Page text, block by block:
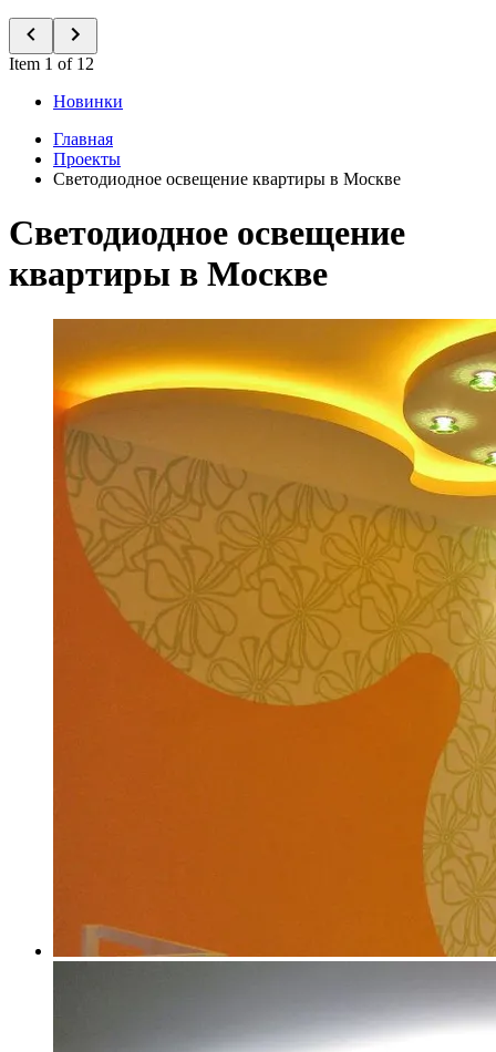
Item 1 of 12
Новинки
Главная
Проекты
Светодиодное освещение квартиры в Москве
Светодиодное освещение
квартиры в Москве